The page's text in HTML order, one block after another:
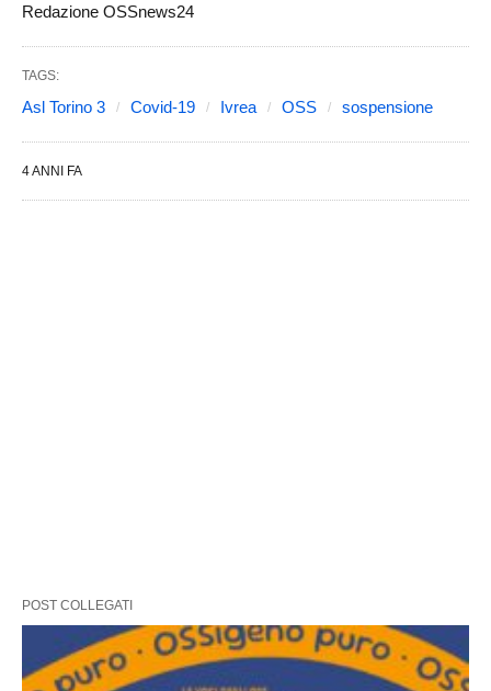
Redazione OSSnews24
TAGS:
Asl Torino 3 Covid-19 Ivrea OSS sospensione
4 ANNI FA
POST COLLEGATI